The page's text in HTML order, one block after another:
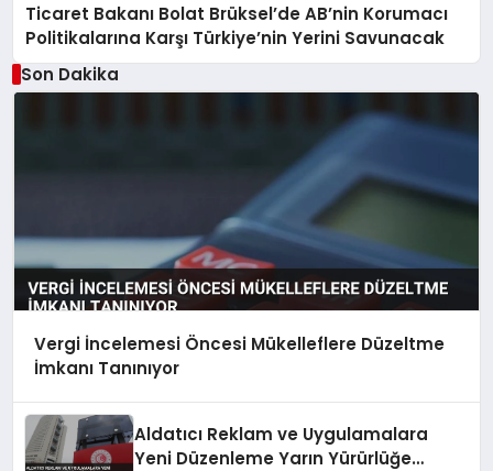
Ticaret Bakanı Bolat Brüksel’de AB’nin Korumacı
Politikalarına Karşı Türkiye’nin Yerini Savunacak
Son Dakika
Vergi İncelemesi Öncesi Mükelleflere Düzeltme
İmkanı Tanınıyor
Aldatıcı Reklam ve Uygulamalara
Yeni Düzenleme Yarın Yürürlüğe